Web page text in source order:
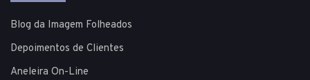
Blog da Imagem Folheados
Depoimentos de Clientes
Aneleira On-Line